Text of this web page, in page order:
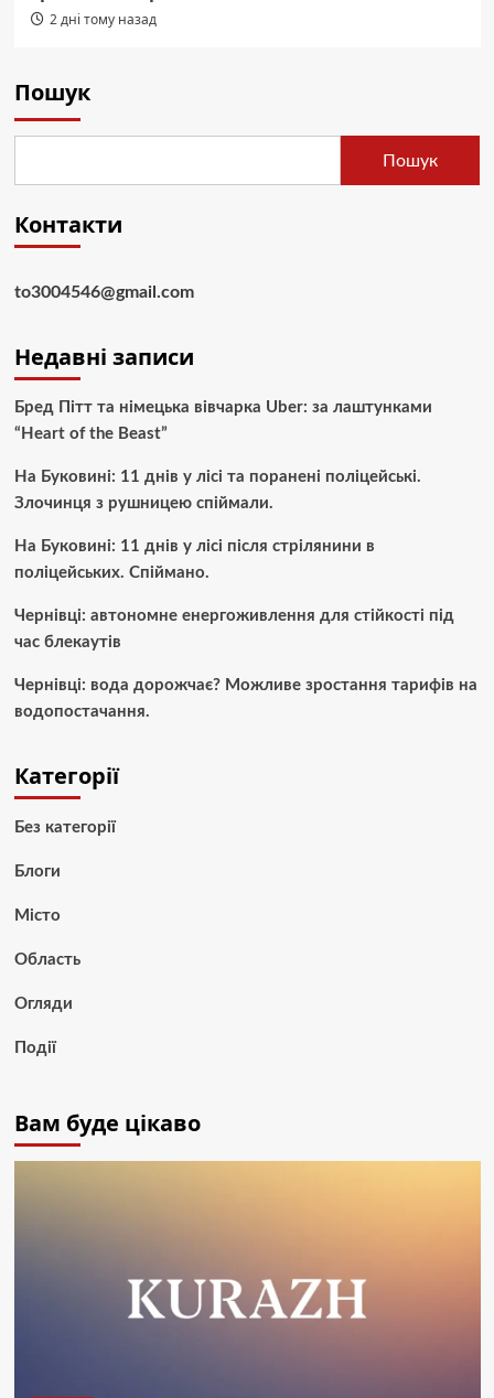
2 дні тому назад
Пошук
Пошук
Контакти
to3004546@gmail.com
Недавні записи
Бред Пітт та німецька вівчарка Uber: за лаштунками
“Heart of the Beast”
На Буковині: 11 днів у лісі та поранені поліцейські.
Злочинця з рушницею спіймали.
На Буковині: 11 днів у лісі після стрілянини в
поліцейських. Спіймано.
Чернівці: автономне енергоживлення для стійкості під
час блекаутів
Чернівці: вода дорожчає? Можливе зростання тарифів на
водопостачання.
Категорії
Без категорії
Блоги
Місто
Область
Огляди
Події
Вам буде цікаво